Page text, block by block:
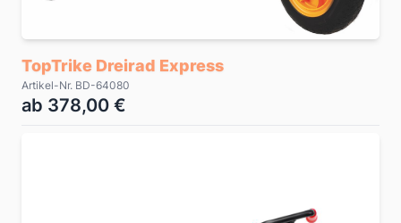
TopTrike Dreirad Express
Artikel-Nr. BD-64080
ab 378,00 €